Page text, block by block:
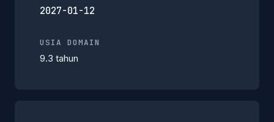
2027-01-12
USIA DOMAIN
9.3 tahun